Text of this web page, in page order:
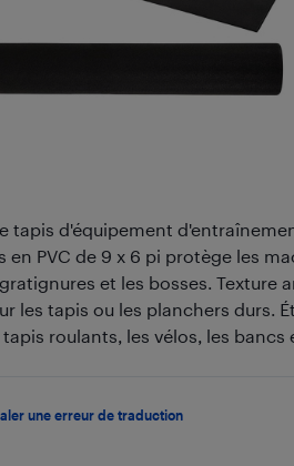
tapis d'équipement
en PVC de 9 x 6 pi protège les
et les bosses. Texture
les tapis ou les planchers durs.
roulants, les vélos, les bancs
une erreur de traduction